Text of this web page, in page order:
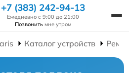
+7 (383) 242-94-13
Ежедневно с 9:00 до 21:00
Позвонить мне утром
Каталог устройств